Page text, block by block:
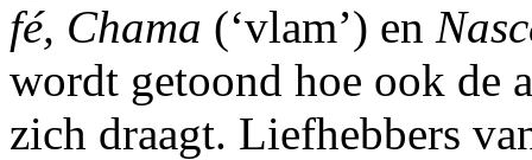
fé, Chama (‘vlam’) en
wordt getoond hoe ook de
zich draagt. Liefhebbers